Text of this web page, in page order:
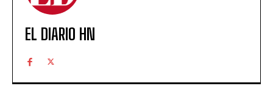
EL DIARIO HN